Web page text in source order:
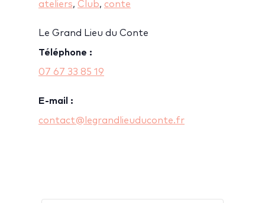
ateliers, Club, conte
Le Grand Lieu du Conte
Téléphone :
07 67 33 85 19
E-mail :
contact@legrandlieuduconte.fr